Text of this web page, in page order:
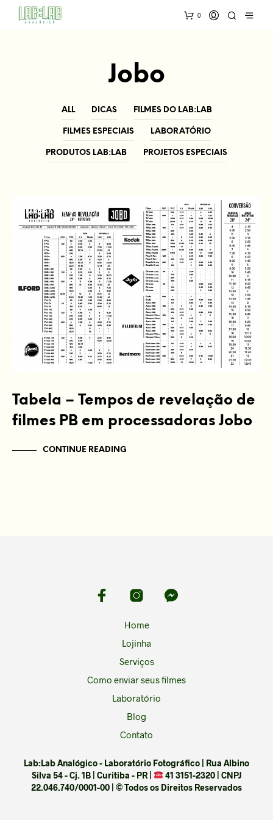
0
Jobo
ALL DICAS FILMES DO LAB:LAB
FILMES ESPECIAIS LABORATÓRIO
PRODUTOS LAB:LAB PROJETOS ESPECIAIS
LABORATÓRIO
Tabela – Tempos de revelação de
filmes PB em processadoras Jobo
CONTINUE READING
Home
Lojinha
Serviços
Como enviar seus filmes
Laboratório
Blog
Contato
Lab:Lab Analógico - Laboratório Fotográfico | Rua Albino
Silva 54 - Cj. 1B | Curitiba - PR |
41 3151-2320 | CNPJ
22.046.740/0001-00 | © Todos os Direitos Reservados